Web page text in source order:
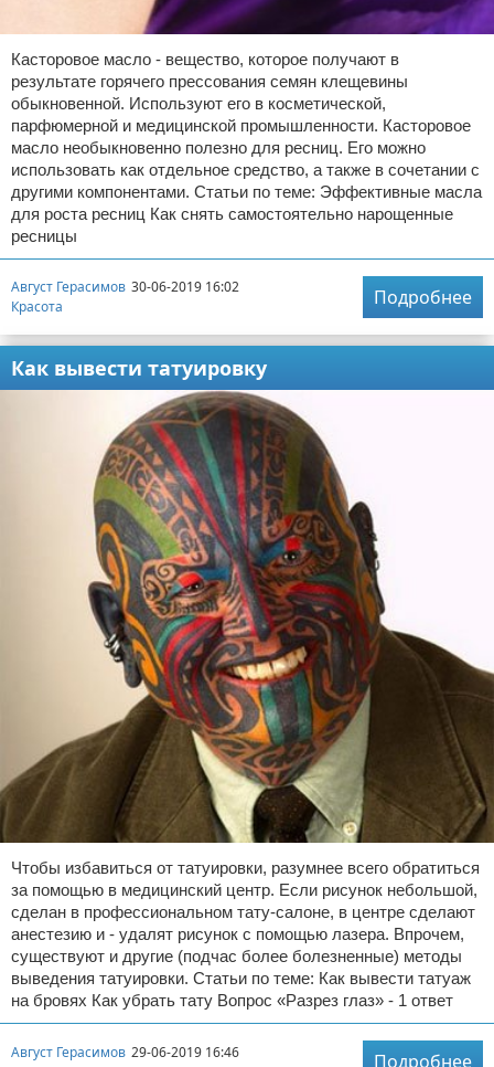
Касторовое масло - вещество, которое получают в
результате горячего прессования семян клещевины
обыкновенной. Используют его в косметической,
парфюмерной и медицинской промышленности. Касторовое
масло необыкновенно полезно для ресниц. Его можно
использовать как отдельное средство, а также в сочетании с
другими компонентами. Статьи по теме: Эффективные масла
для роста ресниц Как снять самостоятельно нарощенные
ресницы
Август Герасимов 30-06-2019 16:02
Красота
Подробнее
Как вывести татуировку
Чтобы избавиться от татуировки, разумнее всего обратиться
за помощью в медицинский центр. Если рисунок небольшой,
сделан в профессиональном тату-салоне, в центре сделают
анестезию и - удалят рисунок с помощью лазера. Впрочем,
существуют и другие (подчас более болезненные) методы
выведения татуировки. Статьи по теме: Как вывести татуаж
на бровях Как убрать тату Вопрос «Разрез глаз» - 1 ответ
Август Герасимов 29-06-2019 16:46
Подробнее